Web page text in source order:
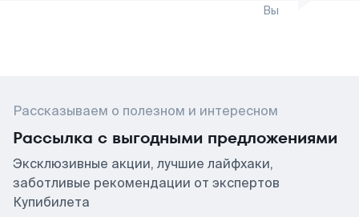
Вы
Рассказываем о полезном и интересном
Рассылка с выгодными предложениями
Эксклюзивные акции, лучшие лайфхаки,
заботливые рекомендации от экспертов
Купибилета